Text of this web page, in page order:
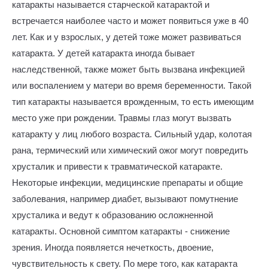
катаракты называется старческой катарактой и
встречается наиболее часто и может появиться уже в 40
лет. Как и у взрослых, у детей тоже может развиваться
катаракта. У детей катаракта иногда бывает
наследственной, также может быть вызвана инфекцией
или воспалением у матери во время беременности. Такой
тип катаракты называется врожденным, то есть имеющим
место уже при рождении. Травмы глаз могут вызвать
катаракту у лиц любого возраста. Сильный удар, колотая
рана, термический или химический ожог могут повредить
хрусталик и привести к травматической катаракте.
Некоторые инфекции, медицинские препараты и общие
заболевания, например диабет, вызывают помутнение
хрусталика и ведут к образованию осложненной
катаракты. Основной симптом катаракты - снижение
зрения. Иногда появляется нечеткость, двоение,
чувствительность к свету. По мере того, как катаракта